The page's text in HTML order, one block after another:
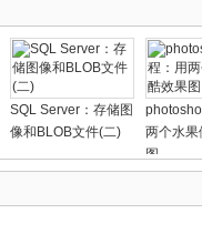
SQL Server：存储图
像和BLOB文件(二)
两个水果
图